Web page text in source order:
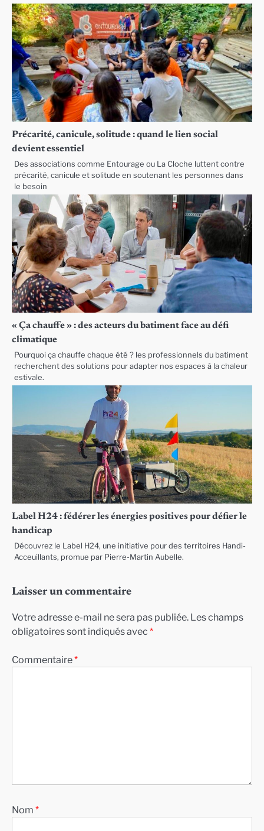
Précarité, canicule, solitude : quand le lien social
devient essentiel
Des associations comme Entourage ou La Cloche luttent contre
précarité, canicule et solitude en soutenant les personnes dans
le besoin
« Ça chauffe » : des acteurs du batiment face au défi
climatique
Pourquoi ça chauffe chaque été ? les professionnels du batiment
recherchent des solutions pour adapter nos espaces à la chaleur
estivale.
Label H24 : fédérer les énergies positives pour défier le
handicap
Découvrez le Label H24, une initiative pour des territoires Handi-
Acceuillants, promue par Pierre-Martin Aubelle.
Laisser un commentaire
Votre adresse e-mail ne sera pas publiée. Les champs
obligatoires sont indiqués avec *
Commentaire*
Nom *